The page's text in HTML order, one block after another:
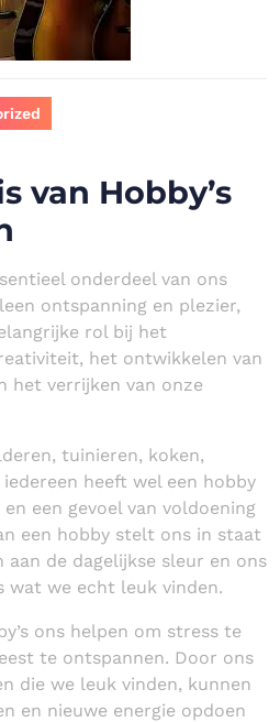
van Hobby’s
onderdeel van ons
ontspanning en plezier,
rol bij het
het ontwikkelen van
het verrijken van onze
tuinieren, koken,
heeft wel een hobby
een gevoel van voldoening
een hobby stelt ons in staat
de dagelijkse sleur en ons
we echt leuk vinden.
ons helpen om stress te
te ontspannen. Door ons
die we leuk vinden, kunnen
en nieuwe energie opdoen